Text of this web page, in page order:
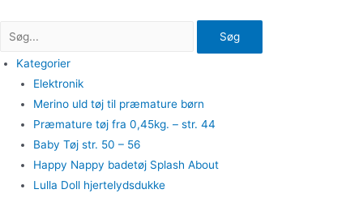
Søg
Kategorier
Elektronik
Merino uld tøj til præmature børn
Præmature tøj fra 0,45kg. – str. 44
Baby Tøj str. 50 – 56
Happy Nappy badetøj Splash About
Lulla Doll hjertelydsdukke